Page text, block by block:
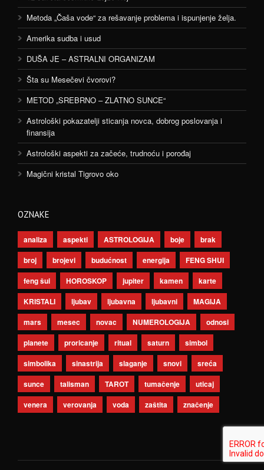
Metoda „Čaša vode“ za rešavanje problema i ispunjenje želja.
Amerika sudba i usud
DUŠA JE – ASTRALNI ORGANIZAM
Šta su Mesečevi čvorovi?
METOD „SREBRNO – ZLATNO SUNCE“
Astrološki pokazatelji sticanja novca, dobrog poslovanja i
finansija
Astrološki aspekti za začeće, trudnoću i porođaj
Magični kristal Tigrovo oko
OZNAKE
analiza aspekti ASTROLOGIJA boje
brak
broj
brojevi budućnost energija
FENG SHUI
feng šui
HOROSKOP jupiter kamen
karte
KRISTALI
ljubav ljubavna ljubavni
MAGIJA
mars
mesec novac NUMEROLOGIJA
odnosi
planete
proricanje ritual saturn
simbol
simbolika
sinastrija slaganje snovi
sreća
sunce
talisman TAROT tumačenje
uticaj
venera
verovanja voda zaštita značenje